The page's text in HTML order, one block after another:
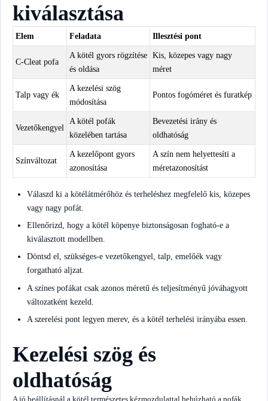
kiválasztása
Elem Feladata Illesztési pont
C-Cleat pofa
A kötél gyors rögzítése
és oldása
Kis, közepes vagy nagy
méret
Talp vagy ék
A kezelési szög
módosítása
Pontos fogóméret és furatkép
Vezetőkengyel
A kötél pofák
közelében tartása
Bevezetési irány és
oldhatóság
Színváltozat
A kezelőpont gyors
azonosítása
A szín nem helyettesíti a
méretazonosítást
Válaszd ki a kötélátmérőhöz és terheléshez megfelelő kis, közepes
vagy nagy pofát.
Ellenőrizd, hogy a kötél köpenye biztonságosan fogható-e a
kiválasztott modellben.
Döntsd el, szükséges-e vezetőkengyel, talp, emelőék vagy
forgatható aljzat.
A színes pofákat csak azonos méretű és teljesítményű jóváhagyott
változatként kezeld.
A szerelési pont legyen merev, és a kötél terhelési irányába essen.
Kezelési szög és
oldhatóság
A jó beállításnál a kötél természetes kézmozdulattal behúzható a pofák